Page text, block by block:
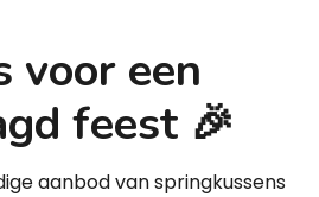
voor een
feest 🎉
aanbod van springkussens